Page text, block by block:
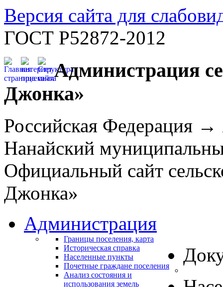
Версия сайта для
ГОСТ Р52872-2012
Администрация
Джонка»
Российская Федерация
Нанайский
Официальный сайт
Джонка»
Администрация
Границы поселения, карта
Историческая справка
Населенные пункты
Почетные граждане поселения
Анализ состояния и
использования земель